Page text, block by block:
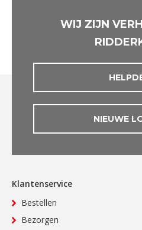
WIJ ZIJN
NIEUWE
Klantenservice
Bestellen
Bezorgen